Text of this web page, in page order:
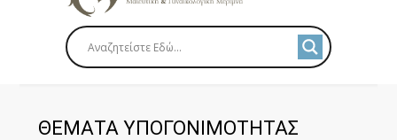
ΘΕΜΑΤΑ ΥΠΟΓΟΝΙΜΟΤΗΤΑΣ